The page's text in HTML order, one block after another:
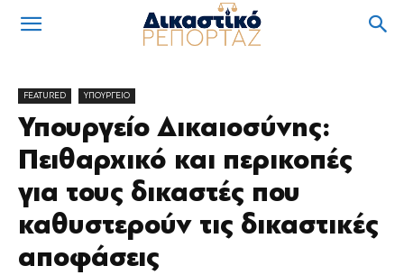
FEATURED ΥΠΟΥΡΓΕΙΟ
Υπουργείο Δικαιοσύνης:
Πειθαρχικό και περικοπές
για τους δικαστές που
καθυστερούν τις δικαστικές
αποφάσεις